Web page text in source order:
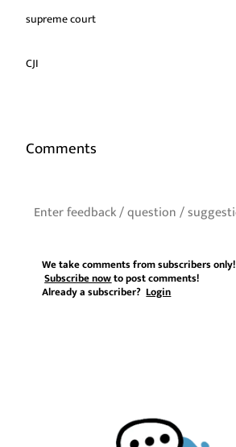
supreme court
CJI
Comments
We take comments from subscribers only!
Subscribe nowto post comments!
Already a subscriber?Login